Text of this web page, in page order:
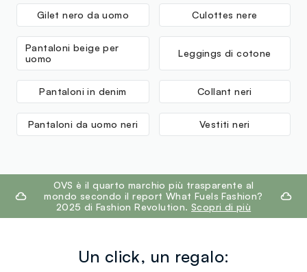
Gilet nero da uomo Culottes nere
Pantaloni beige per
uomo
Leggings di cotone
Pantaloni in denim Collant neri
Pantaloni da uomo neri Vestiti neri
footer.ariatitleOVS è il quarto marchio più trasparente al
mondo secondo il report What Fuels Fashion?
2025 di Fashion Revolution. Scopri di più
Un click, un regalo: